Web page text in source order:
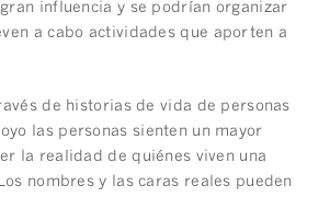
influencia y se podrían organizar
a cabo actividades que aporten a
de historias de vida de personas
las personas sienten un mayor
la realidad de quiénes viven una
nombres y las caras reales pueden